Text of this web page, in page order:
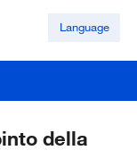
Language
della